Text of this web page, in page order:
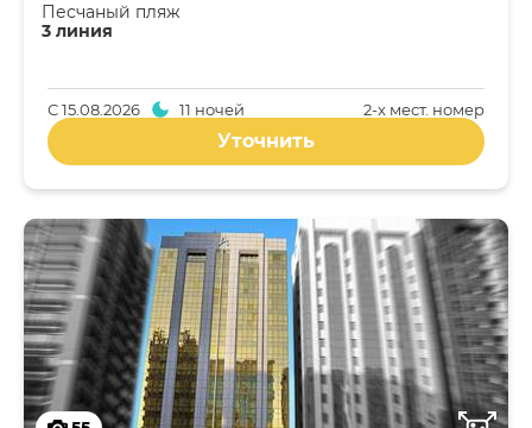
3 линия
Песчаный пляж
2-x мест. номер
С15.08.2026 11 ночей
Уточнить